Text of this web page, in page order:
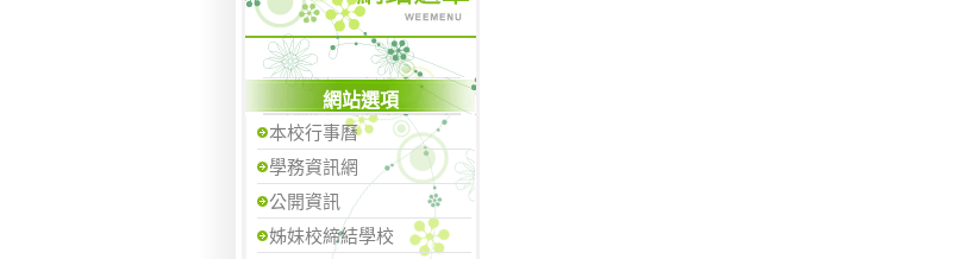
網站選項
本校行事曆
學務資訊網
公開資訊
姊妹校締結學校